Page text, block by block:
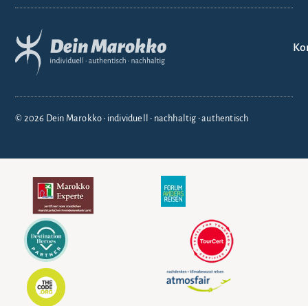
© 2026 Dein Marokko • individuell • nachhaltig • authentisch